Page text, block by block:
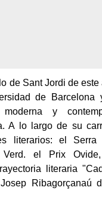
de Sant Jordi de este
de Barcelona
moderna y
A lo largo de su
literarios: el
Verd. el Prix
literaria
Ribagorçanaú